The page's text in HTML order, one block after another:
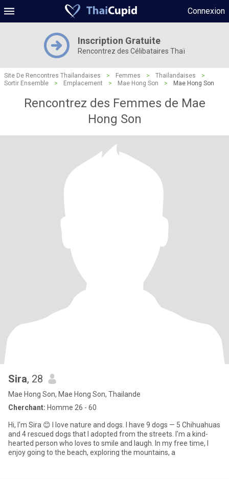
Connexion
Inscription Gratuite
Rencontrez des Célibataires Thaï
Site De Rencontres Thaïlandaises > Femmes > Thaïlandaises
>
Sortir Ensemble
> Emplacement > Mae Hong Son > Mae Hong Son
Rencontrez des Femmes de Mae
Hong Son
Sira, 28
Mae Hong Son, Mae Hong Son, Thailande
Cherchant: Homme 26 - 60
Hi, I'm Sira 😊 I love nature and dogs. I have 9 dogs — 5 Chihuahuas
and 4 rescued dogs that I adopted from the streets. I'm a kind-
hearted person who loves to smile and laugh. In my free time, I
enjoy going to the beach, exploring the mountains, a